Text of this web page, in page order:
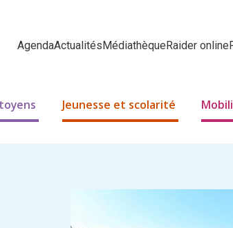
AgendaActualitésMédiathèqueRaider online
Jeunesse et scolarité